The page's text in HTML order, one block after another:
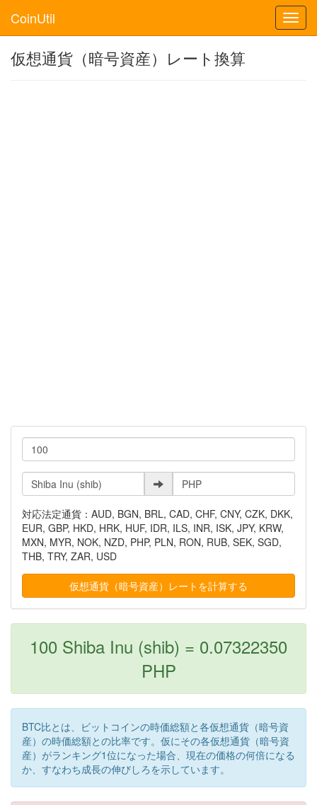
CoinUtil
仮想通貨（暗号資産）レート換算
対応法定通貨：AUD, BGN, BRL, CAD, CHF, CNY, CZK, DKK,
EUR, GBP, HKD, HRK, HUF, IDR, ILS, INR, ISK, JPY, KRW,
MXN, MYR, NOK, NZD, PHP, PLN, RON, RUB, SEK, SGD,
THB, TRY, ZAR, USD
100 Shiba Inu (shib) = 0.07322350
PHP
BTC比とは、ビットコインの時価総額と各仮想通貨（暗号資
産）の時価総額との比率です。仮にその各仮想通貨（暗号資
産）がランキング1位になった場合、現在の価格の何倍になる
か、すなわち成長の伸びしろを示しています。